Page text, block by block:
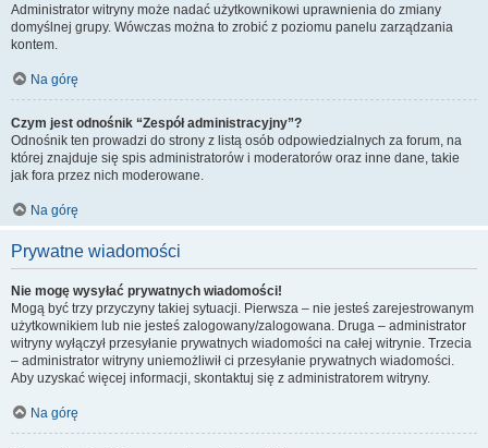
Administrator witryny może nadać użytkownikowi uprawnienia do zmiany
domyślnej grupy. Wówczas można to zrobić z poziomu panelu zarządzania
kontem.
Na górę
Czym jest odnośnik “Zespół administracyjny”?
Odnośnik ten prowadzi do strony z listą osób odpowiedzialnych za forum, na
której znajduje się spis administratorów i moderatorów oraz inne dane, takie
jak fora przez nich moderowane.
Na górę
Prywatne wiadomości
Nie mogę wysyłać prywatnych wiadomości!
Mogą być trzy przyczyny takiej sytuacji. Pierwsza – nie jesteś zarejestrowanym
użytkownikiem lub nie jesteś zalogowany/zalogowana. Druga – administrator
witryny wyłączył przesyłanie prywatnych wiadomości na całej witrynie. Trzecia
– administrator witryny uniemożliwił ci przesyłanie prywatnych wiadomości.
Aby uzyskać więcej informacji, skontaktuj się z administratorem witryny.
Na górę